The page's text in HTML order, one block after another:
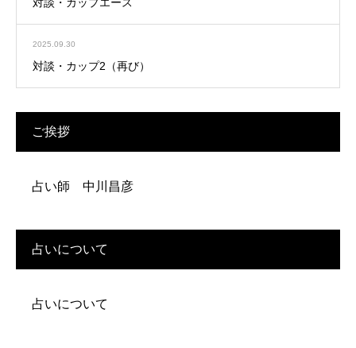
2025.09.30
対談・カップ2（再び）
ご挨拶
占い師 中川昌彦
占いについて
占いについて